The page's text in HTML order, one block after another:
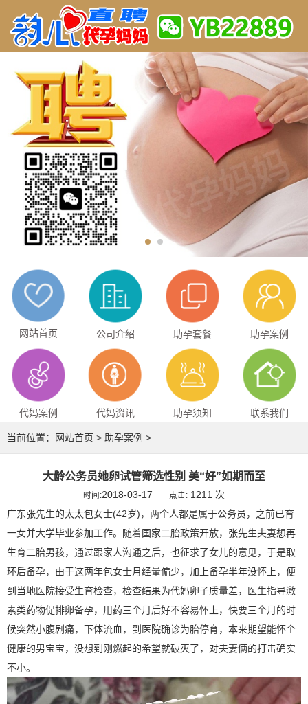
网站首页 公司介绍 助孕套餐 助孕案例
代妈案例 代妈资讯 助孕须知 联系我们
当前位置： 网站首页 > 助孕案例 >
大龄公务员她卵试管筛选性别 美“好”如期而至
时间:2018-03-17 点击: 1211 次
广东张先生的太太包女士(42岁)，两个人都是属于公务员，之前已育
一女并大学毕业参加工作。随着国家二胎政策开放，张先生夫妻想再
生育二胎男孩，通过跟家人沟通之后，也征求了女儿的意见，于是取
环后备孕，由于这两年包女士月经量偏少，加上备孕半年没怀上，便
到当地医院接受生育检查，检查结果为代妈卵子质量差，医生指导激
素类药物促排卵备孕，用药三个月后好不容易怀上，快要三个月的时
候突然小腹剧痛，下体流血，到医院确诊为胎停育，本来期望能怀个
健康的男宝宝，没想到刚燃起的希望就破灭了，对夫妻俩的打击确实
不小。